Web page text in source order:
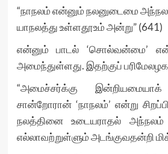
“நாநலம் என்னும் நலனுடைமை
யாநலத்து உள்ளதூஉம் அன்று” (641)
என்னும் பாடல் ‘சொல்வன்மை’
அமைந்துள்ளது. இதற்குப் பரிமேலழகர்
“அமைச்சர்க்கு
சான்றோரான் ‘நாநலம்’ என்று
நலத்தினை உடையராதல் அந்நலம்
எல்லாவற்றுள்ளும் அடங்குவதன்றி